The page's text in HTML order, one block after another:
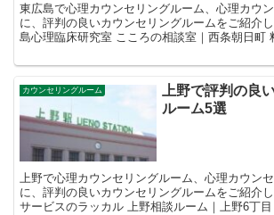
東広島で心理カウンセリングルーム、心理カウ
に、評判の良いカウンセリングルームをご紹介
島心理臨床研究室 こころの相談室｜西条朝日町 料金・コース ●初回
カウンセリングルーム
上野で評判の良
ルーム5選
上野で心理カウンセリングルーム、心理カウン
に、評判の良いカウンセリングルームをご紹介
サービスのラッカル 上野相談ルーム｜上野6丁目 料金・コース ●